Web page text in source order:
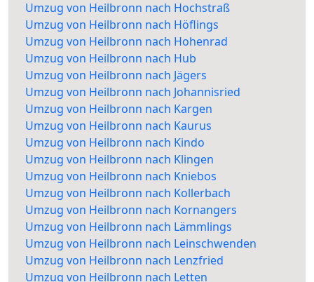
Umzug von Heilbronn nach Hochstraß
Umzug von Heilbronn nach Höflings
Umzug von Heilbronn nach Hohenrad
Umzug von Heilbronn nach Hub
Umzug von Heilbronn nach Jägers
Umzug von Heilbronn nach Johannisried
Umzug von Heilbronn nach Kargen
Umzug von Heilbronn nach Kaurus
Umzug von Heilbronn nach Kindo
Umzug von Heilbronn nach Klingen
Umzug von Heilbronn nach Kniebos
Umzug von Heilbronn nach Kollerbach
Umzug von Heilbronn nach Kornangers
Umzug von Heilbronn nach Lämmlings
Umzug von Heilbronn nach Leinschwenden
Umzug von Heilbronn nach Lenzfried
Umzug von Heilbronn nach Letten